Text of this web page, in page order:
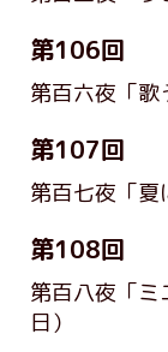
第106回
第百六夜「歌
第107回
第百七夜「夏
第108回
第百八夜「ミ
日）